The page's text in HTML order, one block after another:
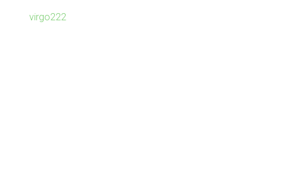
virgo222